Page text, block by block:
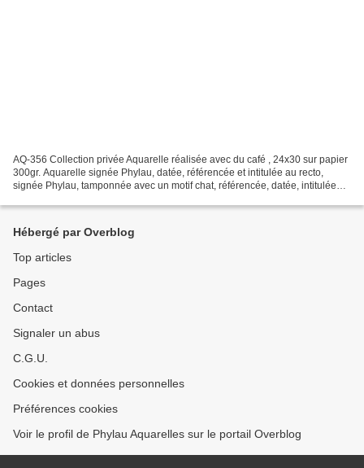
AQ-356 Collection privée Aquarelle réalisée avec du café , 24x30 sur papier
300gr. Aquarelle signée Phylau, datée, référencée et intitulée au recto,
signée Phylau, tamponnée avec un motif chat, référencée, datée, intitulée
Hébergé par Overblog
Top articles
Pages
Contact
Signaler un abus
C.G.U.
Cookies et données personnelles
Préférences cookies
Voir le profil de Phylau Aquarelles sur le portail Overblog